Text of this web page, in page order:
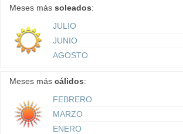
Meses más soleados:
JULIO
JUNIO
AGOSTO
Meses más cálidos:
FEBRERO
MARZO
ENERO